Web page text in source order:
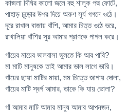
কাজলা দিঘির কালো জলে বহু শালুক পদ্ম ফোটে,
পাহাড় চূড়োর উপর দিয়ে অরুণ সূর্য গগনে ওঠে।
দূরে রাখাল বাজায় বাঁশি, আমার চিত্ত ওঠে ভরে,
রাখালিয়া বাঁশির সুর আমার প্রাণকে পাগল করে।
গাঁয়ের মায়ের ভালবাসা ভুলতে কি আর পারি?
মা মাটি মানুষকে তাই আমার ভাল লাগে ভারি।
গাঁয়ের ছায়া মাটির মায়া, মম চিত্তে জাগায় দোলা,
গাঁয়ের মাটি স্বর্গ আমার, তাকে কি যায় ভোলা?
গাঁ আমার মাটি আমার মানুষ আমার আপনজন,